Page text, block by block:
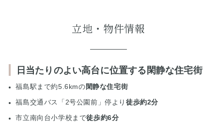
立地・物件情報
日当たりのよい高台に位置する閑静な住宅街
福島駅まで約5.6kmの閑静な住宅街
福島交通バス「2号公園前」停より 徒歩約2分
市立南向台小学校まで徒歩約6分